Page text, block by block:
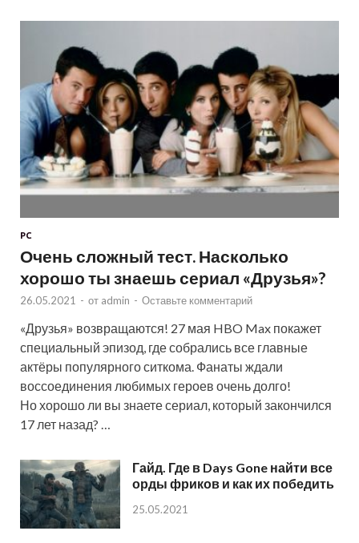
PC
Очень сложный тест. Насколько
хорошо ты знаешь сериал «Друзья»?
26.05.2021 - от admin - Оставьте комментарий
«Друзья» возвращаются! 27 мая HBO Max покажет
специальный эпизод, где собрались все главные
актёры популярного ситкома. Фанаты ждали
воссоединения любимых героев очень долго!
Но хорошо ли вы знаете сериал, который закончился
17 лет назад? …
Гайд. Где в Days Gone найти все
орды фриков и как их победить
25.05.2021